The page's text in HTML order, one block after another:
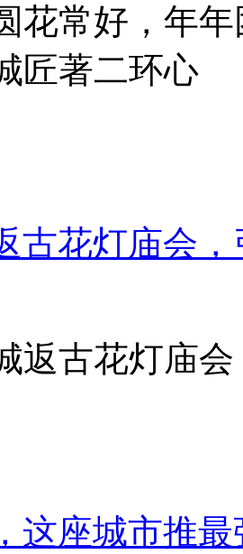
花常好，年
匠著二环心
古花灯庙会
返古花灯庙
这座城市推